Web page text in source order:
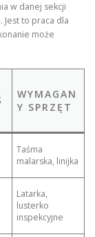
w danej sekcji
to praca dla
może
WYMAGAN
Y SPRZĘT
Taśma
malarska, linijka
Latarka,
lusterko
inspekcyjne